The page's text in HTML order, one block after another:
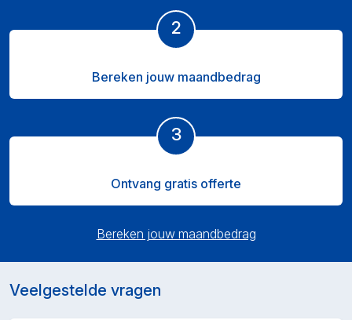
2
Bereken jouw maandbedrag
3
Ontvang gratis offerte
Bereken jouw maandbedrag
Veelgestelde vragen